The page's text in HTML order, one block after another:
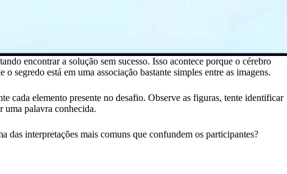
encontrar a solução sem sucesso. Isso acontece porque o cérebro
segredo está em uma associação bastante simples entre as imagens.
cada elemento presente no desafio. Observe as figuras, tente identificar
uma palavra conhecida.
das interpretações mais comuns que confundem os participantes?